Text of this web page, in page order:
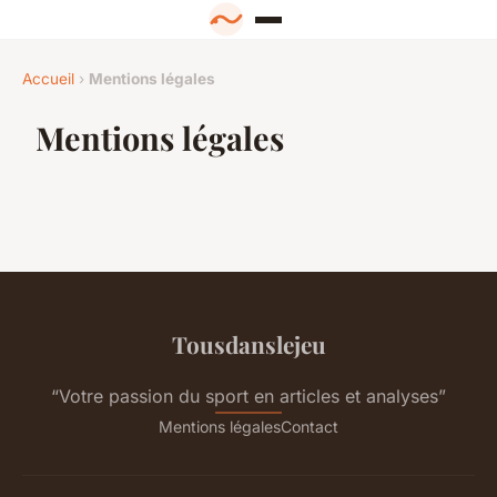
Accueil › Mentions légales
Mentions légales
Tousdanslejeu
“Votre passion du sport en articles et analyses”
Mentions légalesContact